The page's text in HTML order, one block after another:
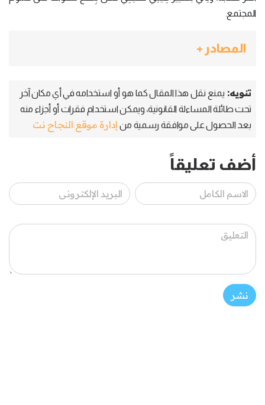
المجتمع.
المصادر +
تنويه: يمنع نقل هذا المقال كما هو أو استخدامه في أي مكان آخر
تحت طائلة المساءلة القانونية، ويمكن استخدام فقرات أو أجزاء منه
بعد الحصول على موافقة رسمية من إدارة موقع النجاح نت
أضف تعليقاً
نشر